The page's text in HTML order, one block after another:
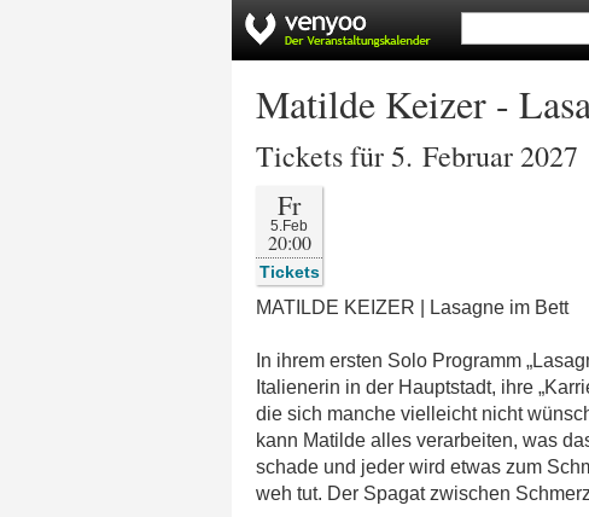
Matilde Keizer -
Tickets für 5. Februar 2027
Fr
5.Feb
20:00
Tickets
MATILDE KEIZER | Lasagne im Bett
In ihrem ersten Solo Programm
Italienerin in der Hauptstadt, ihre
die sich manche vielleicht nicht
kann Matilde alles verarbeiten, was
schade und jeder wird etwas zum
weh tut. Der Spagat zwischen